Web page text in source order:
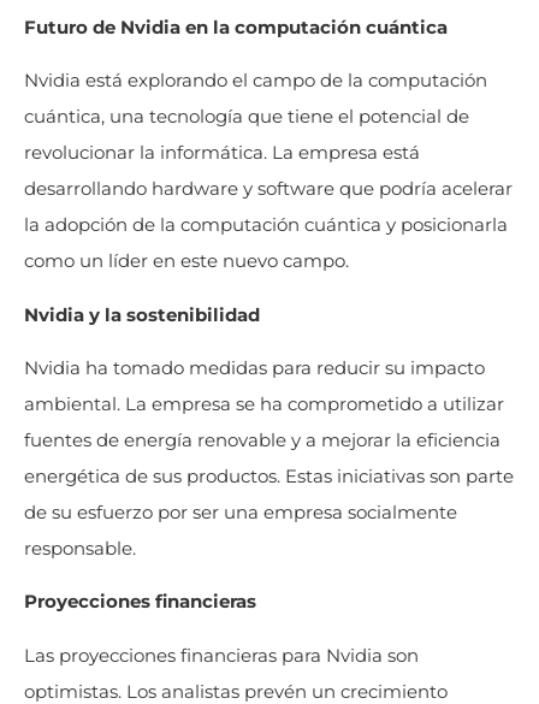
Futuro de Nvidia en la computación cuántica
Nvidia está explorando el campo de la computación
cuántica, una tecnología que tiene el potencial de
revolucionar la informática. La empresa está
desarrollando hardware y software que podría acelerar
la adopción de la computación cuántica y posicionarla
como un líder en este nuevo campo.
Nvidia y la sostenibilidad
Nvidia ha tomado medidas para reducir su impacto
ambiental. La empresa se ha comprometido a utilizar
fuentes de energía renovable y a mejorar la eficiencia
energética de sus productos. Estas iniciativas son parte
de su esfuerzo por ser una empresa socialmente
responsable.
Proyecciones financieras
Las proyecciones financieras para Nvidia son
optimistas. Los analistas prevén un crecimiento